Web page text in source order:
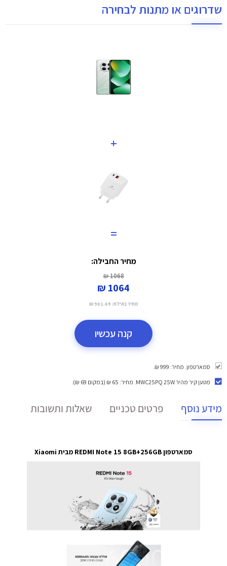
שדרוגים או מתנות לבחירה
+
=
מחיר החבילה:
1068 ₪
1064 ₪
מחיר באילת: 901.69 ₪
קנה עכשיו
סמארטפון. מחיר: 999 ₪.
מטען קיר מהיר MWC25PQ 25W
. מחיר: 65 ₪ (במקום 69 ₪).
מידע נוסף פרטים טכניים שאלות ותשובות
סמארטפון REDMI Note 15 8GB+256GB מבית Xiaomi